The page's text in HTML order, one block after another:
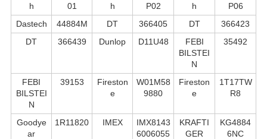
h
01
h
P02
h
P06
Dastech
44884M DT 366405 DT
366423
DT
366439 Dunlop D11U48
FEBI
BILSTEI
N
35492
FEBI
BILSTEI
N
39153
Fireston
e
W01M58
9880
Fireston
e
1T17TW
R8
Goodye
ar
1R11820 IMEX
IMX8143
6006055
KRAFTI
GER
KG4884
6NC